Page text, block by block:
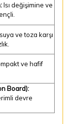
Isı değişimine ve
ve toza karşı
ve hafif
Board):
devre